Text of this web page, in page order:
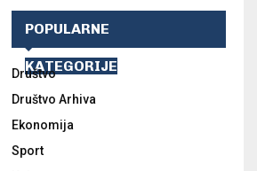
POPULARNE
KATEGORIJE
Društvo
Društvo Arhiva
Ekonomija
Sport